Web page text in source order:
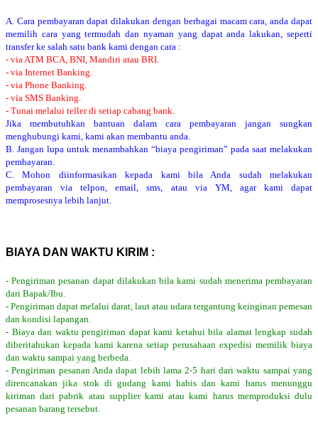
A. Cara pembayaran dapat dilakukan dengan berbagai macam cara, anda dapat
memilih cara yang termudah dan nyaman yang dapat anda lakukan, seperti
transfer ke salah satu bank kami dengan cara :
- via ATM BCA, BNI, Mandiri atau BRI.
- via Internet Banking.
- via Phone Banking.
- via SMS Banking.
- Tunai melalui teller di setiap cabang bank.
Jika membutuhkan bantuan dalam cara pembayaran jangan sungkan
menghubungi kami, kami akan membantu anda.
B. Jangan lupa untuk menambahkan “biaya pengiriman” pada saat melakukan
pembayaran.
C. Mohon diinformasikan kepada kami bila Anda sudah melakukan
pembayaran via telpon, email, sms, atau via YM, agar kami dapat
memprosesnya lebih lanjut.
BIAYA DAN WAKTU KIRIM :
- Pengiriman pesanan dapat dilakukan bila kami sudah menerima pembayaran
dari Bapak/Ibu.
- Pengiriman dapat melalui darat, laut atau udara tergantung keinginan pemesan
dan kondisi lapangan.
- Biaya dan waktu pengiriman dapat kami ketahui bila alamat lengkap sudah
diberitahukan kepada kami karena setiap perusahaan expedisi memilik biaya
dan waktu sampai yang berbeda.
- Pengiriman pesanan Anda dapat lebih lama 2-5 hari dari waktu sampai yang
direncanakan jika stok di gudang kami habis dan kami harus menunggu
kiriman dari pabrik atau supplier kami atau kami harus memproduksi dulu
pesanan barang tersebut.